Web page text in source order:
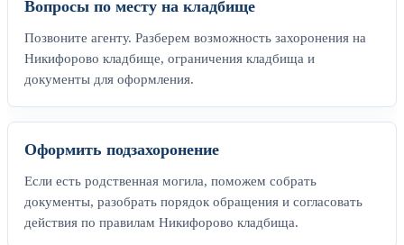
Вопросы по месту на кладбище
Позвоните агенту. Разберем возможность захоронения на
Никифорово кладбище, ограничения кладбища и
документы для оформления.
Оформить подзахоронение
Если есть родственная могила, поможем собрать
документы, разобрать порядок обращения и согласовать
действия по правилам Никифорово кладбища.